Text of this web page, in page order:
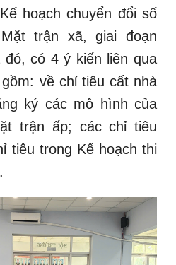
hoạch chuyển đổi số
trận xã, giai đoạn
đó, có 4 ý kiến liên qua
về chỉ tiêu cất nhà
ký các mô hình của
trận ấp; các chỉ tiêu
tiêu trong Kế hoạch thi